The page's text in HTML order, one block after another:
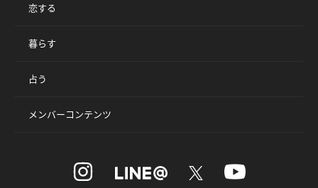
恋する
暮らす
占う
メンバーコンテンツ